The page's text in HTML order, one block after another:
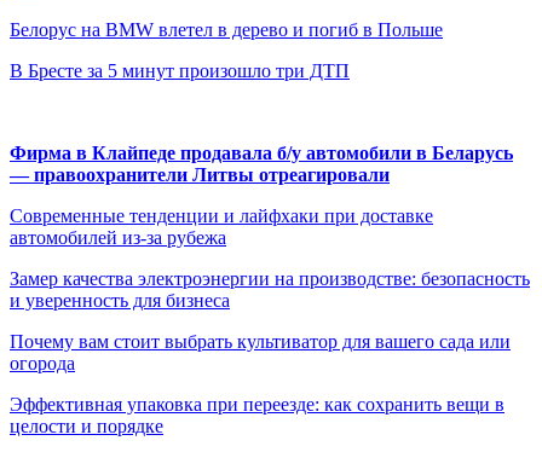
Белорус на BMW влетел в дерево и погиб в Польше
В Бресте за 5 минут произошло три ДТП
Фирма в Клайпеде продавала б/у автомобили в Беларусь
— правоохранители Литвы отреагировали
Современные тенденции и лайфхаки при доставке
автомобилей из-за рубежа
Замер качества электроэнергии на производстве: безопасность
и уверенность для бизнеса
Почему вам стоит выбрать культиватор для вашего сада или
огорода
Эффективная упаковка при переезде: как сохранить вещи в
целости и порядке